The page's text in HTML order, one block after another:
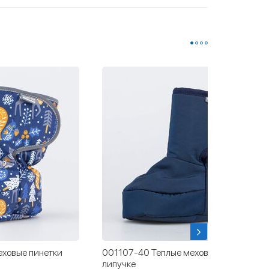
пинетки
001107-40 Теплые меховые пинетки на
липучке